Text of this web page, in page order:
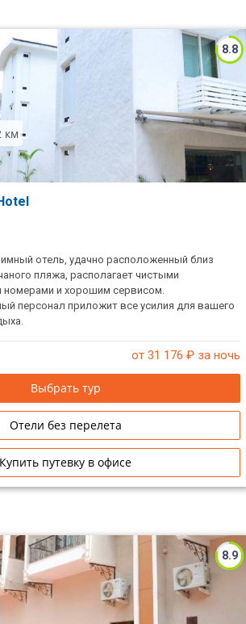
8.8
км
отель, удачно расположенный близ
пляжа, располагает чистыми
номерами и хорошим сервисом.
персонал приложит все усилия для вашего
от 31 176 ₽ за ночь
Выбрать тур
Отели без перелета
Купить путевку в офисе
8.9